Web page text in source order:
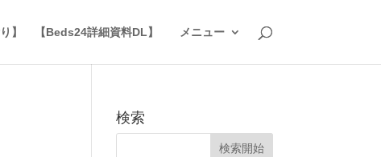
】 【Beds24詳細資料DL】 メニュー
検索